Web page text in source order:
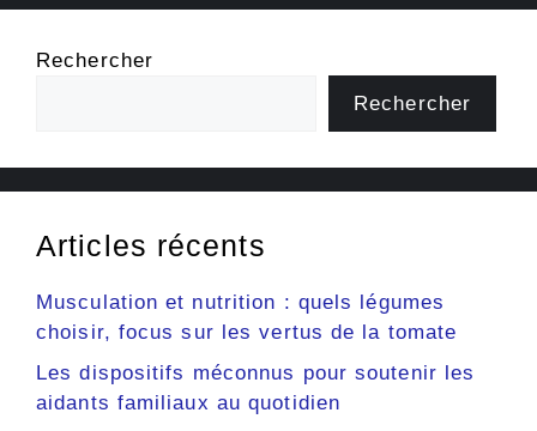
Rechercher
Rechercher
Articles récents
Musculation et nutrition : quels légumes
choisir, focus sur les vertus de la tomate
Les dispositifs méconnus pour soutenir les
aidants familiaux au quotidien